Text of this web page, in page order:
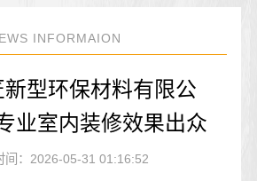
INFORMAION
型环保材料有限公
业室内装修效果出众
间：2026-05-31 01:16:52